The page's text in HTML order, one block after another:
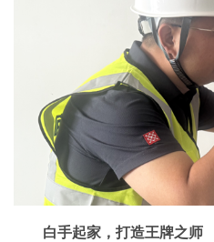
白手起家，打造王牌之师